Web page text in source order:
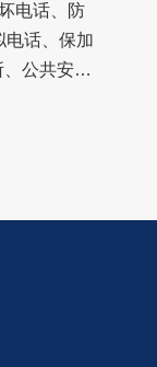
电话、防
电话、保加
、公共安